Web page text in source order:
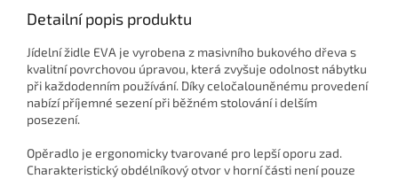
Detailní popis produktu
Jídelní židle EVA je vyrobena z masivního bukového dřeva s
kvalitní povrchovou úpravou, která zvyšuje odolnost nábytku
při každodenním používání. Díky celočalouněnému provedení
nabízí příjemné sezení při běžném stolování i delším
posezení.
Opěradlo je ergonomicky tvarované pro lepší oporu zad.
Charakteristický obdélníkový otvor v horní části není pouze